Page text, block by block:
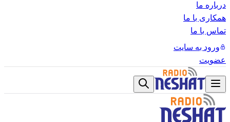
درباره ما
همکاری با ما
تماس با ما
ورود به سایت
عضویت